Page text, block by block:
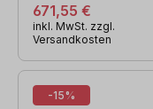
671,55 €
inkl. MwSt. zzgl.
Versandkosten
-15%